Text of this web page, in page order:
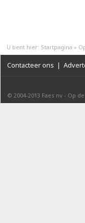
U bent hier: Startpagina »
Contacteer ons |
© 2004-2013 Faes nv - Op